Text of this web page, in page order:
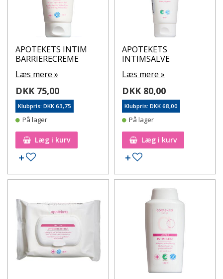
APOTEKETS INTIM
BARRIERECREME
Læs mere »
DKK 75,00
Klubpris: DKK 63,75
På lager
Læg i kurv
Tilføj til ønskeseddel
APOTEKETS
INTIMSALVE
Læs mere »
DKK 80,00
Klubpris: DKK 68,00
På lager
Læg i kurv
Tilføj til ønskeseddel